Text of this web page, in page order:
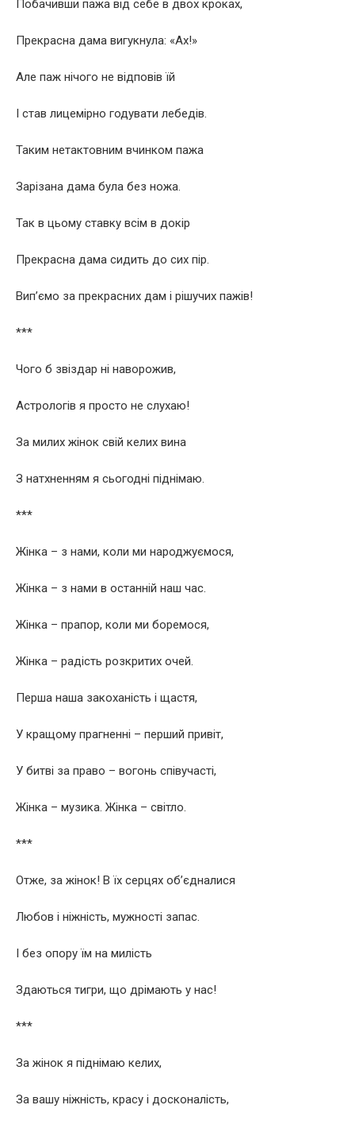
Побачивши пажа від себе в двох кроках,
Прекрасна дама вигукнула: «Ах!»
Але паж нічого не відповів їй
І став лицемірно годувати лебедів.
Таким нетактовним вчинком пажа
Зарізана дама була без ножа.
Так в цьому ставку всім в докір
Прекрасна дама сидить до сих пір.
Вип’ємо за прекрасних дам і рішучих пажів!
***
Чого б звіздар ні наворожив,
Астрологів я просто не слухаю!
За милих жінок свій келих вина
З натхненням я сьогодні піднімаю.
***
Жінка – з нами, коли ми народжуємося,
Жінка – з нами в останній наш час.
Жінка – прапор, коли ми боремося,
Жінка – радість розкритих очей.
Перша наша закоханість і щастя,
У кращому прагненні – перший привіт,
У битві за право – вогонь співучасті,
Жінка – музика. Жінка – світло.
***
Отже, за жінок! В їх серцях об’єдналися
Любов і ніжність, мужності запас.
І без опору їм на милість
Здаються тигри, що дрімають у нас!
***
За жінок я піднімаю келих,
За вашу ніжність, красу і досконалість,